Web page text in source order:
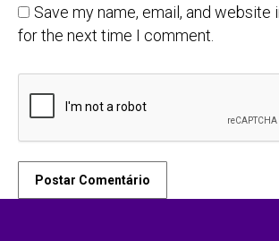
Save my name, email, and website
for the next time I comment.
Postar Comentário